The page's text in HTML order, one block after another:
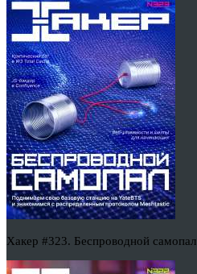
Хакер #323. Беспроводной самопал